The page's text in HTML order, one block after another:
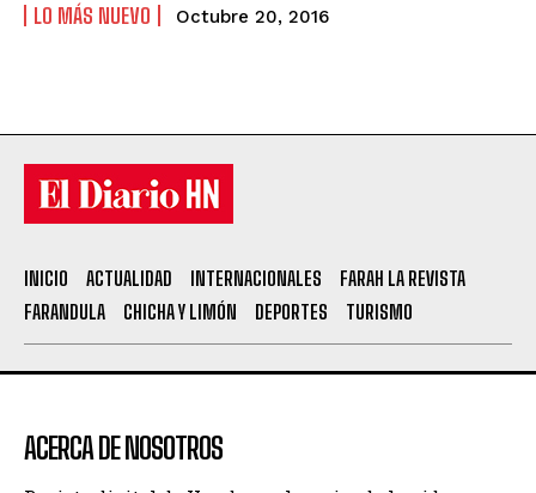
LO MÁS NUEVO Octubre 20, 2016
INICIO ACTUALIDAD INTERNACIONALES
FARAH LA REVISTA
FARANDULA
CHICHA Y LIMÓN DEPORTES TURISMO
ACERCA DE NOSOTROS